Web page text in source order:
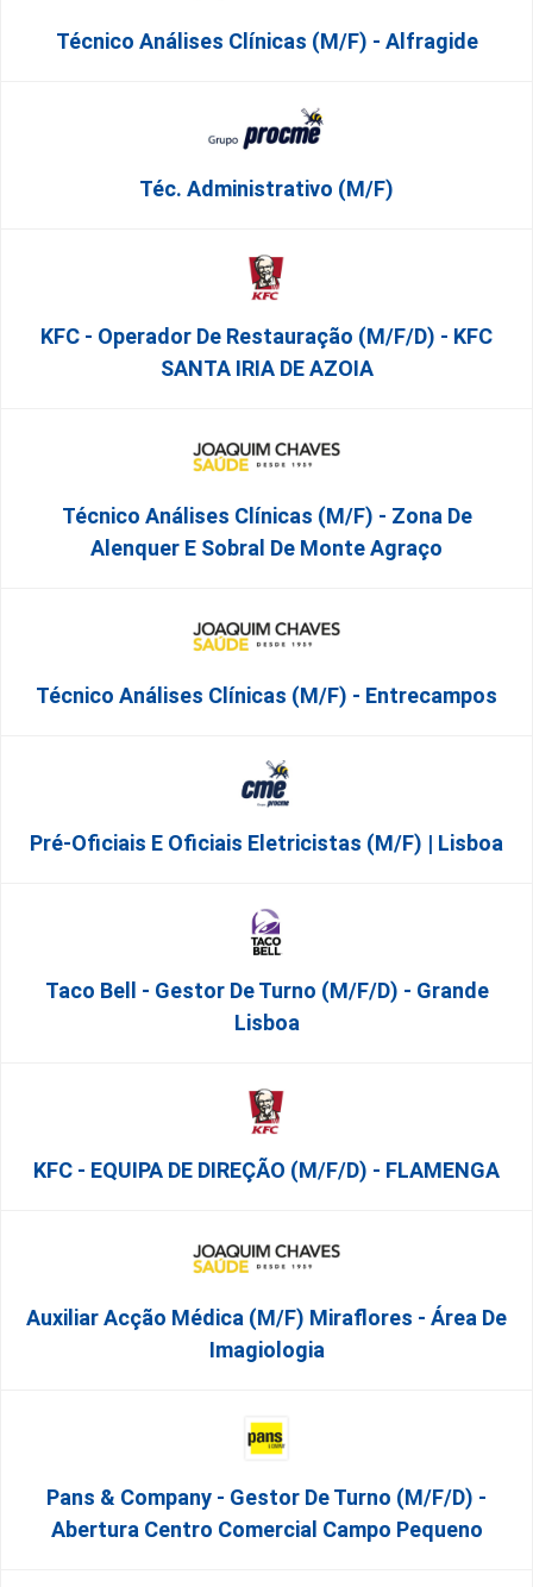
Técnico Análises Clínicas (M/F) - Alfragide
Téc. Administrativo (m/f)
KFC - Operador De Restauração (m/f/d) - KFC
SANTA IRIA DE AZOIA
Técnico Análises Clínicas (M/F) - Zona De
Alenquer E Sobral De Monte Agraço
Técnico Análises Clínicas (M/F) - Entrecampos
Pré-Oficiais E Oficiais Eletricistas (m/f) | Lisboa
Taco Bell - Gestor De Turno (m/f/d) - Grande
Lisboa
KFC - EQUIPA DE DIREÇÃO (m/f/d) - FLAMENGA
Auxiliar Acção Médica (M/F) Miraflores - Área De
Imagiologia
Pans & Company - Gestor De Turno (m/f/d) -
Abertura Centro Comercial Campo Pequeno